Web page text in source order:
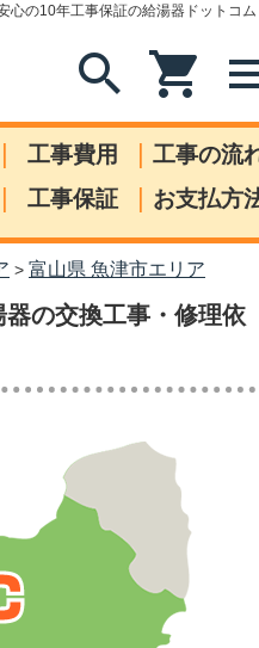
心の10年工事保証の給湯器ドットコム
search shopping_cart
| 工事費用 | 工事の流
| 工事保証 | お支払方
> 富山県 魚津市エリア
の交換工事・修理依